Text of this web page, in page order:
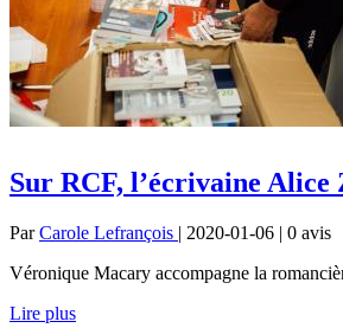
Sur RCF, l’écrivaine
ParCarole Lefrançois | 2020-01-06 | 0 avis
Véronique Macary accompagne la
Lire plus